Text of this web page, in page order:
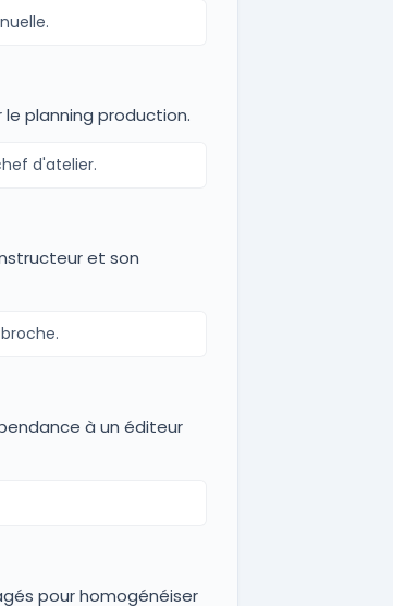
le planning production.
d'atelier.
et son
à un éditeur
pour homogénéiser